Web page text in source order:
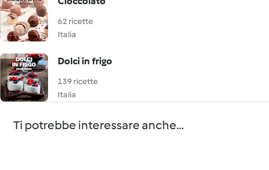
62 ricette
Italia
Dolci in frigo
139 ricette
Italia
Ti potrebbe interessare anche...